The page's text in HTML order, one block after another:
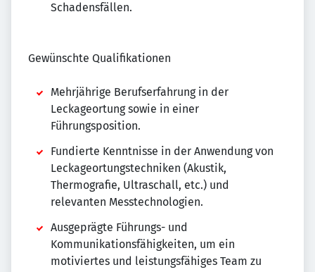
Schadensfällen.
Gewünschte Qualifikationen
Mehrjährige Berufserfahrung in der
Leckageortung sowie in einer
Führungsposition.
Fundierte Kenntnisse in der Anwendung von
Leckageortungstechniken (Akustik,
Thermografie, Ultraschall, etc.) und
relevanten Messtechnologien.
Ausgeprägte Führungs- und
Kommunikationsfähigkeiten, um ein
motiviertes und leistungsfähiges Team zu